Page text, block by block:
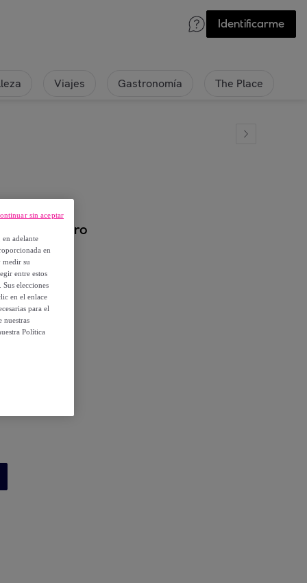
Identificarme
Viajes Gastronomía The Place
verde claro
adelante
en
medir su
entre estos
elecciones
en el enlace
para el
nuestras
Política
sin aceptar